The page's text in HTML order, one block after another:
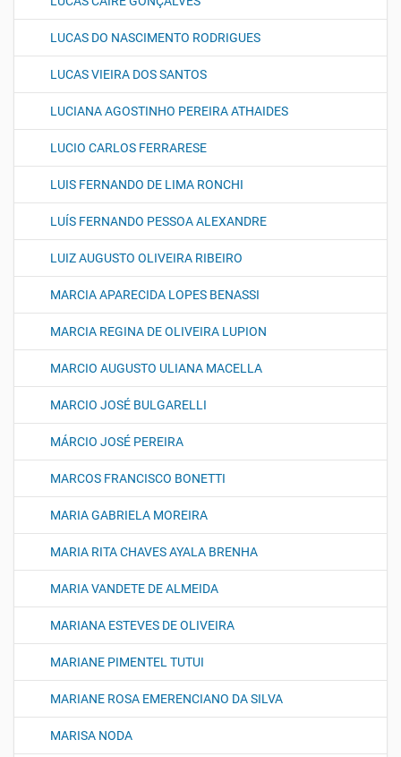
LUCAS DO NASCIMENTO RODRIGUES
LUCAS VIEIRA DOS SANTOS
LUCIANA AGOSTINHO PEREIRA ATHAIDES
LUCIO CARLOS FERRARESE
LUIS FERNANDO DE LIMA RONCHI
LUÍS FERNANDO PESSOA ALEXANDRE
LUIZ AUGUSTO OLIVEIRA RIBEIRO
MARCIA APARECIDA LOPES BENASSI
MARCIA REGINA DE OLIVEIRA LUPION
MARCIO AUGUSTO ULIANA MACELLA
MARCIO JOSÉ BULGARELLI
MÁRCIO JOSÉ PEREIRA
MARCOS FRANCISCO BONETTI
MARIA GABRIELA MOREIRA
MARIA RITA CHAVES AYALA BRENHA
MARIA VANDETE DE ALMEIDA
MARIANA ESTEVES DE OLIVEIRA
MARIANE PIMENTEL TUTUI
MARIANE ROSA EMERENCIANO DA SILVA
MARISA NODA